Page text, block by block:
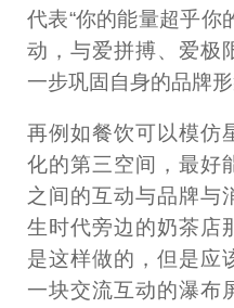
代表“你的能量超乎你
动，与爱拼搏、爱极
一步巩固自身的品牌形
再例如餐饮可以模仿
化的第三空间，最好
之间的互动与品牌与
生时代旁边的奶茶店
是这样做的，但是应
一块交流互动的瀑布